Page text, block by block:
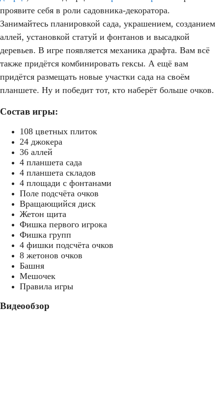
проявите себя в роли садовника-декоратора.
Занимайтесь планировкой сада, украшением, созданием
аллей, установкой статуй и фонтанов и высадкой
деревьев. В игре появляется механика драфта. Вам всё
также придётся комбинировать гексы. А ещё вам
придётся размещать новые участки сада на своём
планшете. Ну и победит тот, кто наберёт больше очков.
Состав игры:
108 цветных плиток
24 джокера
36 аллей
4 планшета сада
4 планшета складов
4 площади с фонтанами
Поле подсчёта очков
Вращающийся диск
Жетон щита
Фишка первого игрока
Фишка групп
4 фишки подсчёта очков
8 жетонов очков
Башня
Мешочек
Правила игры
Видеообзор